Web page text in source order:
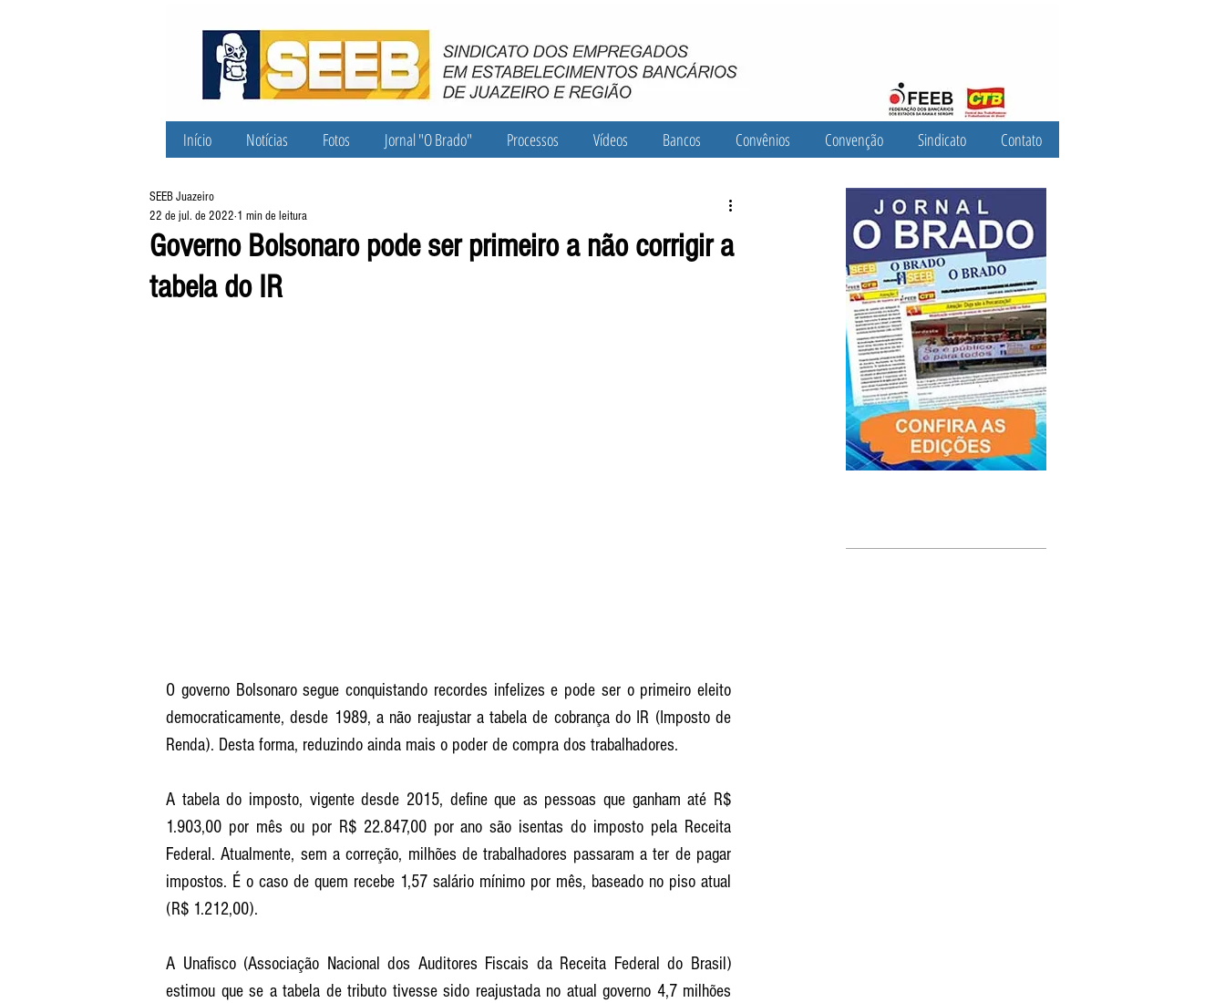
Início Notícias Fotos Jornal "O Brado" Processos Vídeos Bancos Convênios Convenção Sindicato Contato
Governo Bolsonaro pode ser primeiro a não corrigir a
tabela do IR
SEEB Juazeiro
22 de jul. de 2022 1 min de leitura
O governo Bolsonaro segue conquistando recordes infelizes e pode ser o primeiro eleito
democraticamente, desde 1989, a não reajustar a tabela de cobrança do IR (Imposto de
Renda). Desta forma, reduzindo ainda mais o poder de compra dos trabalhadores.
A tabela do imposto, vigente desde 2015, define que as pessoas que ganham até R$
1.903,00 por mês ou por R$ 22.847,00 por ano são isentas do imposto pela Receita
Federal. Atualmente, sem a correção, milhões de trabalhadores passaram a ter de pagar
impostos. É o caso de quem recebe 1,57 salário mínimo por mês, baseado no piso atual
(R$ 1.212,00).
A Unafisco (Associação Nacional dos Auditores Fiscais da Receita Federal do Brasil)
estimou que se a tabela de tributo tivesse sido reajustada no atual governo 4,7 milhões